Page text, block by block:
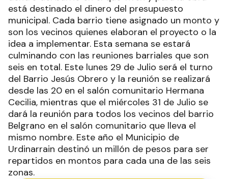
está destinado el dinero del presupuesto
municipal. Cada barrio tiene asignado un monto y
son los vecinos quienes elaboran el proyecto o la
idea a implementar. Esta semana se estará
culminando con las reuniones barriales que son
seis en total. Este lunes 29 de Julio será el turno
del Barrio Jesús Obrero y la reunión se realizará
desde las 20 en el salón comunitario Hermana
Cecilia, mientras que el miércoles 31 de Julio se
dará la reunión para todos los vecinos del barrio
Belgrano en el salón comunitario que lleva el
mismo nombre. Este año el Municipio de
Urdinarrain destinó un millón de pesos para ser
repartidos en montos para cada una de las seis
zonas.